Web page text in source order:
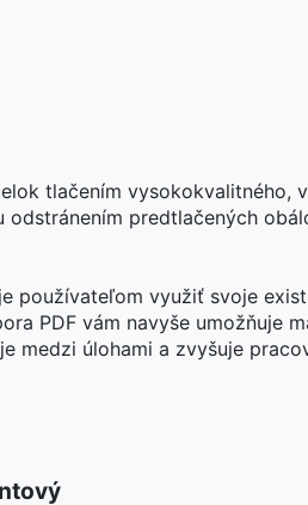
tlačením vysokokvalitného,
predtlačených
používateľom využiť svoje
PDF vám navyše umožňuje
medzi úlohami a zvyšuje